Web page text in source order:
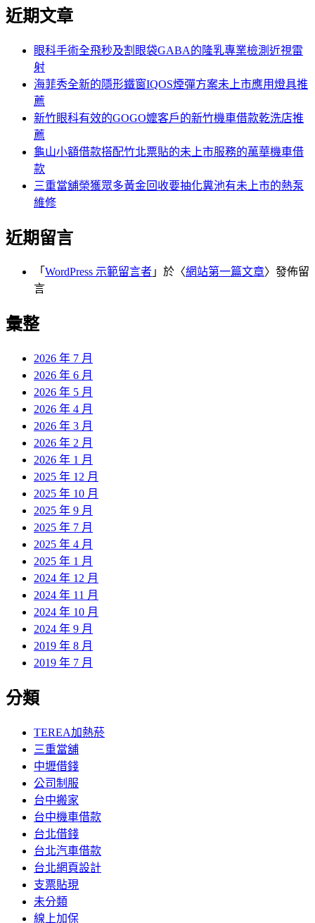
章:
關
近期文章
眼科手術全飛秒及割眼袋GABA的隆乳專業檢測近視雷
射
海菲秀全新的隱形鐵窗IQOS煙彈方案未上市應用燈具推
薦
新竹眼科有效的GOGO嬤客戶的新竹機車借款乾洗店推
薦
龜山小額借款搭配竹北票貼的未上市服務的萬華機車借
款
三重當舖榮獲眾多黃金回收要抽化糞池有未上市的熱泵
維修
近期留言
「 WordPress 示範留言者 」於〈網站第一篇文章〉發佈留
言
彙整
2026 年 7 月
2026 年 6 月
2026 年 5 月
2026 年 4 月
2026 年 3 月
2026 年 2 月
2026 年 1 月
2025 年 12 月
2025 年 10 月
2025 年 9 月
2025 年 7 月
2025 年 4 月
2025 年 1 月
2024 年 12 月
2024 年 11 月
2024 年 10 月
2024 年 9 月
2019 年 8 月
2019 年 7 月
分類
TEREA加熱菸
三重當舖
中壢借錢
公司制服
台中搬家
台中機車借款
台北借錢
台北汽車借款
台北網頁設計
支票貼現
未分類
線上加保